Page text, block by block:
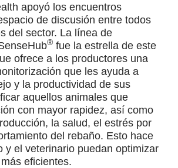
apoyó los encuentros
de discusión entre todos
del sector. La línea de
® fue la estrella de este
ofrece a los productores una
que les ayuda a
y la productividad de sus
aquellos animales que
con mayor rapidez, así como
la salud, el estrés por
del rebaño. Esto hace
y el veterinario puedan optimizar
eficientes.